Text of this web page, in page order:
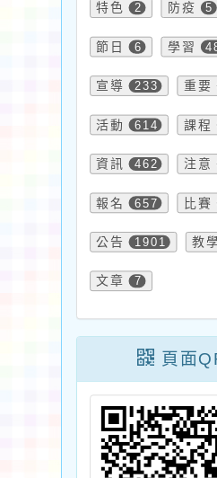
特色 2 防疫 5
節日 6 學習
宣導 233 重要
活動 614 課程
資訊 462 注意
報名 657 比賽
公告 1901 教
文章 7
頁面